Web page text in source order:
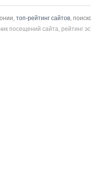
топ-рейтинг сайтов ,
посещений сайта, рейтинг